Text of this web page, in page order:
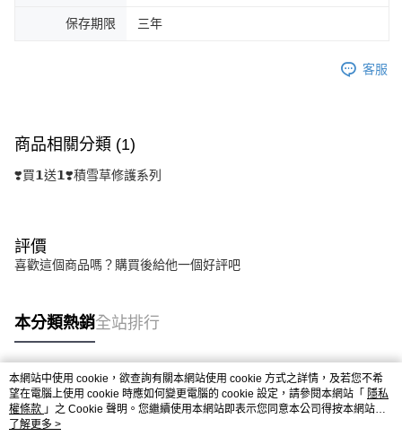
保存期限 三年
客服
商品相關分類 (1)
❣️買𝟭送𝟭❣️積雪草修護系列
評價
喜歡這個商品嗎？購買後給他一個好評吧
本分類熱銷全站排行
熱門標籤
本網站中使用 cookie，欲查詢有關本網站使用 cookie 方式之詳情，及若您不希
望在電腦上使用 cookie 時應如何變更電腦的 cookie 設定，請參閱本網站「 隱私
權條款 」之 Cookie 聲明。您繼續使用本網站即表示您同意本公司得按本網站使
用條款之 Cookie 聲明使用 cookie。
了解更多 >